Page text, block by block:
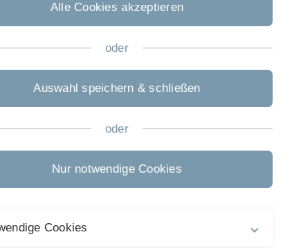
Alle Cookies akzeptieren
oder
Auswahl speichern & schließen
oder
Nur notwendige Cookies
Cookies